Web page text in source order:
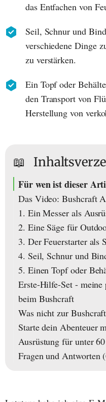
das Entfachen von
Seil, Schnur und
verschiedene Dinge
zu verstärken.
Ein Topf oder
den Transport von
Herstellung von
📖
Für wen ist dieser
Das Video: Bushcraft
1. Ein Messer als
2. Eine Säge für
3. Der Feuerstarter als
4. Seil, Schnur und
5. Einen Topf oder
Erste-Hilfe-Set -
beim Bushcraft
Was nicht zur
Starte dein Abenteuer
Ausrüstung für unter
Fragen und Antworten